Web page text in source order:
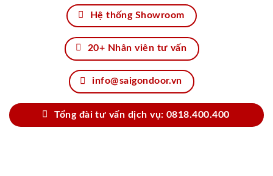
Hệ thống Showroom
20+ Nhân viên tư vấn
info@saigondoor.vn
Tổng đài tư vấn dịch vụ: 0818.400.400